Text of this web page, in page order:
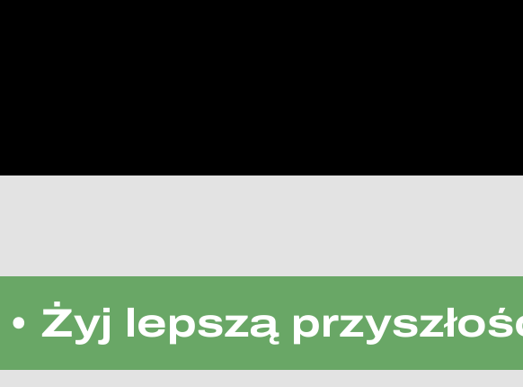
Żyj lepszą